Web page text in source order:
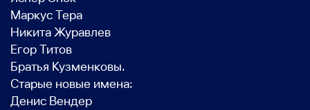
Маркус Тера
Никита Журавлев
Егор Титов
Братья Кузменковы.
Старые новые имена:
Денис Вендер